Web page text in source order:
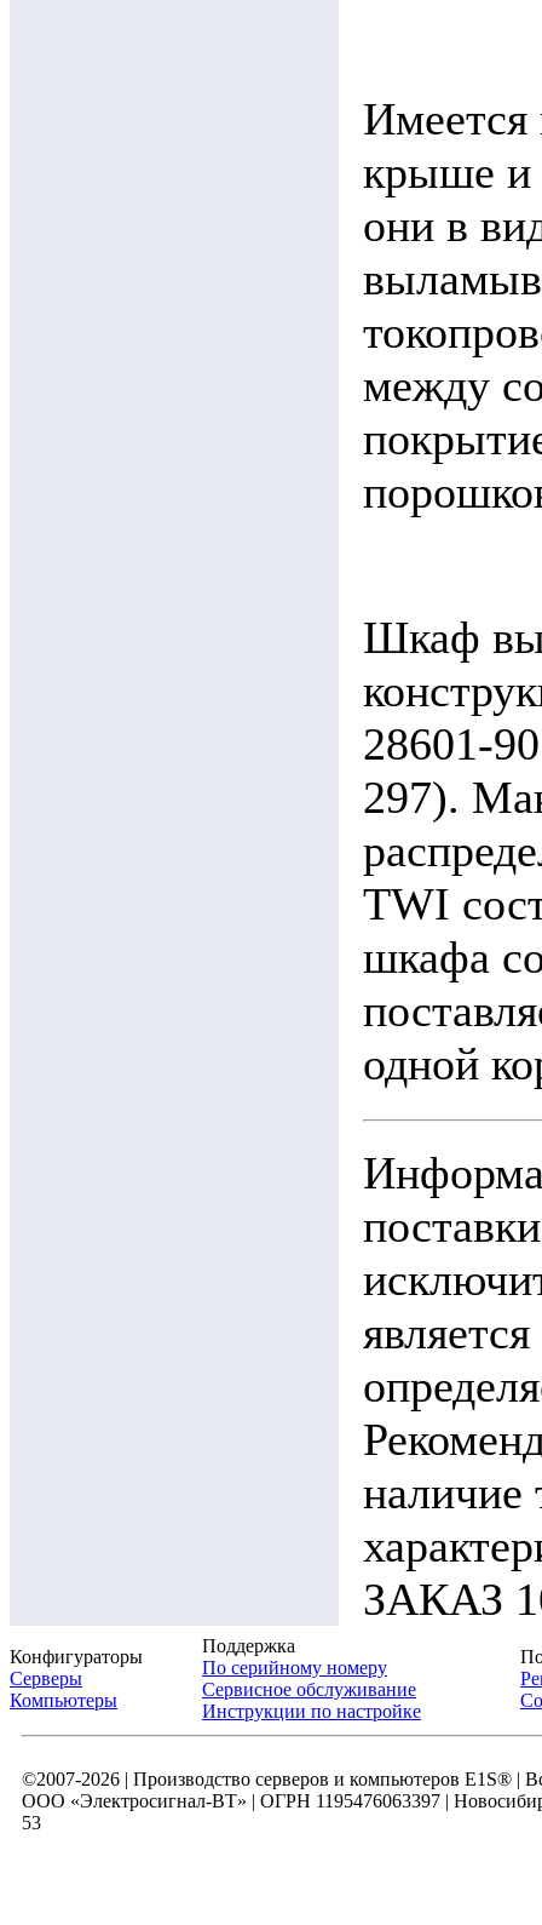
Имеется
крыше и
они в
между
Шкаф
28601-
297).
TWI
шкафа
одной
наличие
ЗАКАЗ
Конфигураторы
Серверы
Компьютеры
Поддержка
По серийному номеру
Сервисное обслуживание
Инструкции по настройке
©2007-2026 | Производство серверов и компьютеров E1S® |
ООО «Электросигнал-ВТ» | ОГРН 1195476063397 |
53